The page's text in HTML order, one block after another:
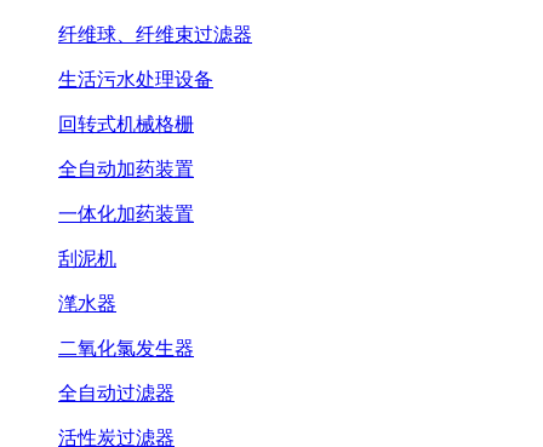
纤维球、纤维束过滤器
生活污水处理设备
回转式机械格栅
全自动加药装置
一体化加药装置
刮泥机
滗水器
二氧化氯发生器
全自动过滤器
活性炭过滤器